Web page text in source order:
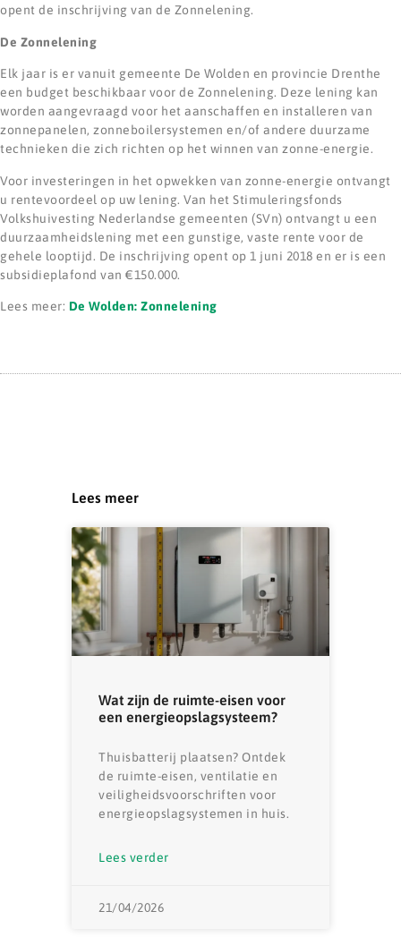
opent de inschrijving van de Zonnelening.
De Zonnelening
Elk jaar is er vanuit gemeente De Wolden en provincie Drenthe
een budget beschikbaar voor de Zonnelening. Deze lening kan
worden aangevraagd voor het aanschaffen en installeren van
zonnepanelen, zonneboilersystemen en/of andere duurzame
technieken die zich richten op het winnen van zonne-energie.
Voor investeringen in het opwekken van zonne-energie ontvangt
u rentevoordeel op uw lening. Van het Stimuleringsfonds
Volkshuivesting Nederlandse gemeenten (SVn) ontvangt u een
duurzaamheidslening met een gunstige, vaste rente voor de
gehele looptijd. De inschrijving opent op 1 juni 2018 en er is een
subsidieplafond van €150.000.
Lees meer: De Wolden: Zonnelening
Lees meer
Wat zijn de ruimte-eisen voor
een energieopslagsysteem?
Thuisbatterij plaatsen? Ontdek
de ruimte-eisen, ventilatie en
veiligheidsvoorschriften voor
energieopslagsystemen in huis.
Lees verder
21/04/2026